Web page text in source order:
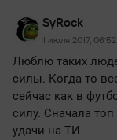
SyRock
1 июля 2017, 06:52
Люблю таких
силы. Когда то
сейчас как в
силу. Сначала
удачи на ТИ